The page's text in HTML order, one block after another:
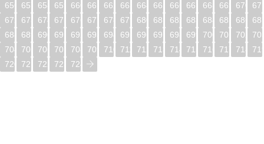
656
657 658 659 660 661 662 663 664 665 666 667 668 669 670
672
673 674 675 676 677 678 679 680 681 682 683 684 685 686
688
689 690 691 692 693 694 695 696 697 698 699 700 701 702
704
705 706 707 708 709 710 711 712 713 714 715 716 717 718
720
721 722 723 724